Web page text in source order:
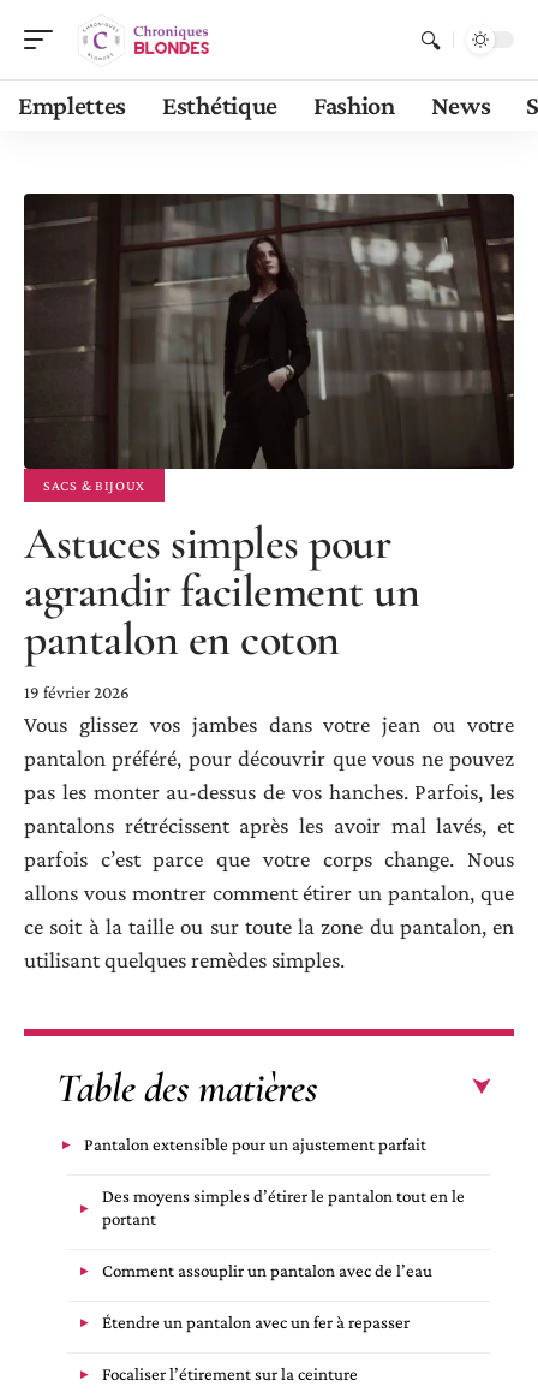
Emplettes Esthétique Fashion News
SACS & BIJOUX
Astuces simples pour
agrandir facilement un
pantalon en coton
19 février 2026
Vous glissez vos jambes dans votre jean ou votre
pantalon préféré, pour découvrir que vous ne pouvez
pas les monter au-dessus de vos hanches. Parfois, les
pantalons rétrécissent après les avoir mal lavés, et
parfois c’est parce que votre corps change. Nous
allons vous montrer comment étirer un pantalon, que
ce soit à la taille ou sur toute la zone du pantalon, en
utilisant quelques remèdes simples.
Table des matières
Pantalon extensible pour un ajustement parfait
Des moyens simples d’étirer le pantalon tout en le
portant
Comment assouplir un pantalon avec de l’eau
Étendre un pantalon avec un fer à repasser
Focaliser l’étirement sur la ceinture